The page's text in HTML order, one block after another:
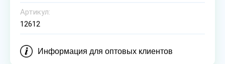
Артикул:
12612
Информация для оптовых клиентов